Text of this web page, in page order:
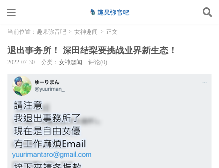
当前位置： 趣果弥音吧 > 女神趣闻 > 正文
退出事务所！ 深田结梨要挑战业界新生态！
2022-07-30 分类： 女神趣闻 评论(0)